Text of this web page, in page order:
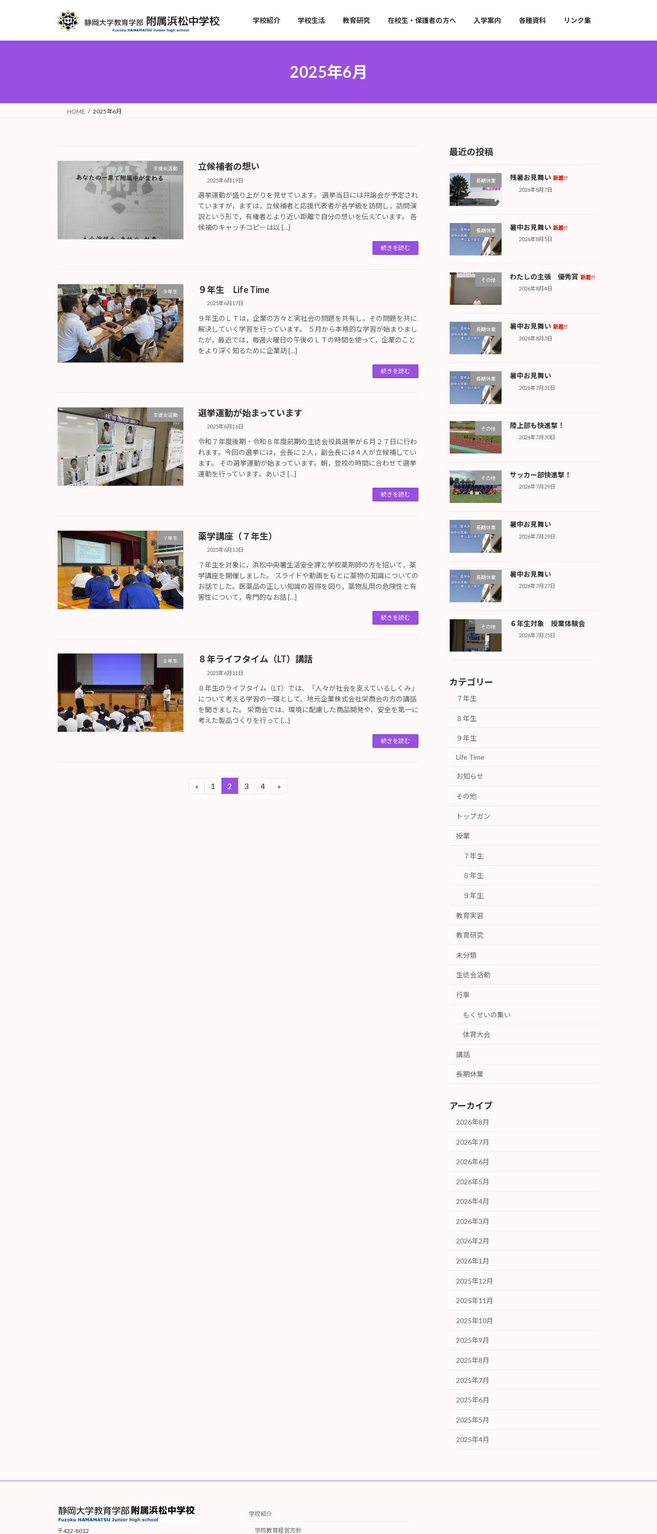
ン
ー
学校紹介 学校生活 教育研究 在校生・保護者の方へ 入学案内 各種資料 リンク集
2025年6月
HOME 2025年6月
生徒会活動 立候補者の想い
2025年6月19日
選挙運動が盛り上がりを見せています。 選挙当日には弁論会が予定され
ていますが，まずは，立候補者と応援代表者が各学級を訪問し，訪問演
説という形で，有権者とより近い距離で自分の想いを伝えています。 各
候補のキャッチコピーは以 […]
続きを読む
９年生 ９年生 Life Time
2025年6月17日
９年生のＬＴは，企業の方々と実社会の問題を共有し，その問題を共に
解決していく学習を行っています。 ５月から本格的な学習が始まりまし
たが，最近では，毎週火曜日の午後のＬＴの時間を使って，企業のこと
をより深く知るために企業訪 […]
続きを読む
生徒会活動 選挙運動が始まっています
2025年6月16日
令和７年度後期・令和８年度前期の生徒会役員選挙が６月２７日に行わ
れます。今回の選挙には，会長に２人，副会長には４人が立候補してい
ます。 その選挙運動が始まっています。朝，登校の時間に合わせて選挙
運動を行っています。あいさ […]
続きを読む
７年生 薬学講座（７年生）
2025年6月13日
７年生を対象に，浜松中央署生活安全課と学校薬剤師の方を招いて，薬
学講座を開催しました。 スライドや動画をもとに薬物の知識についての
お話でした。医薬品の正しい知識の習得を図り，薬物乱用の危険性と有
害性について，専門的なお話 […]
続きを読む
８年生 ８年ライフタイム（LT）講話
2025年6月11日
８年生のライフタイム（LT）では、「人々が社会を支えているしくみ」
について考える学習の一環として、地元企業株式会社栄商会の方の講話
を聞きました。 栄商会では、環境に配慮した商品開発や、安全を第一に
考えた製品づくりを行って […]
続きを読む
«
固
1
固
2
固
3
固
4 »
最近の投稿
長期休業 残暑お見舞い 新着!!
2026年8月7日
長期休業 暑中お見舞い 新着!!
2026年8月5日
その他 わたしの主張 優秀賞 新着!!
2026年8月4日
長期休業 暑中お見舞い 新着!!
2026年8月3日
長期休業 暑中お見舞い
2026年7月31日
その他 陸上部も快進撃！
2026年7月30日
その他 サッカー部快進撃！
2026年7月29日
長期休業 暑中お見舞い
2026年7月29日
長期休業 暑中お見舞い
2026年7月27日
その他 ６年生対象 授業体験会
2026年7月25日
カテゴリー
７年生
８年生
９年生
Life Time
お知らせ
その他
トップガン
授業
７年生
８年生
９年生
教育実習
教育研究
未分類
生徒会活動
行事
もくせいの集い
体育大会
講話
長期休業
アーカイブ
2026年8月
2026年7月
2026年6月
2026年5月
2026年4月
2026年3月
2026年2月
2026年1月
2025年12月
2025年11月
2025年10月
2025年9月
2025年8月
2025年7月
2025年6月
2025年5月
2025年4月
〒432-8012
学校紹介
学校教育経営方針